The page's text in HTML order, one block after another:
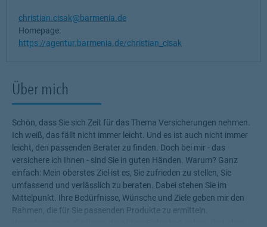
Über mich
Schön, dass Sie sich Zeit für das Thema Versicherungen nehmen.
Ich weiß, das fällt nicht immer leicht. Und es ist auch nicht immer
leicht, den passenden Berater zu finden. Doch bei mir - das
versichere ich Ihnen - sind Sie in guten Händen. Warum? Ganz
einfach: Mein oberstes Ziel ist es, Sie zufrieden zu stellen, Sie
umfassend und verlässlich zu beraten. Dabei stehen Sie im
Mittelpunkt. Ihre Bedürfnisse, Wünsche und Ziele geben mir den
Rahmen, die für Sie passenden Produkte zu ermitteln.
christian.cisak@barmenia.de
Homepage:
https://agentur.barmenia.de/christian_cisak